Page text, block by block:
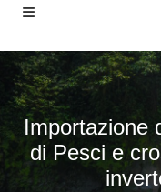
Importazione
di Pesci e